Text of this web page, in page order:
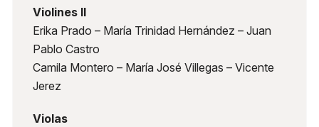
Violines II
Erika Prado – María Trinidad Hernández – Juan
Pablo Castro
Camila Montero – María José Villegas – Vicente
Jerez
Violas